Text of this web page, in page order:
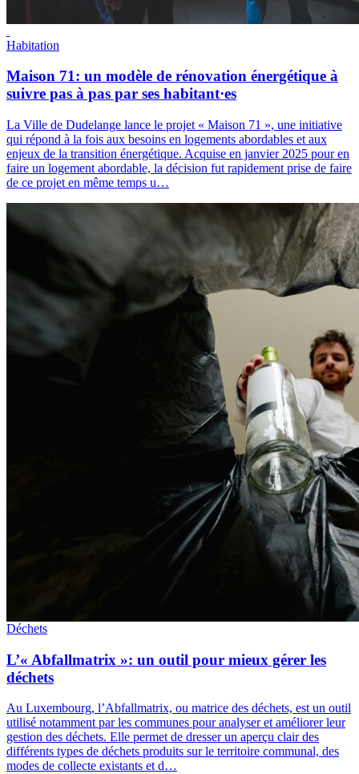
Habitation
Maison 71: un modèle de rénovation énergétique à
suivre pas à pas par ses habitant·es
La Ville de Dudelange lance le projet « Maison 71 », une initiative
qui répond à la fois aux besoins en logements abordables et aux
enjeux de la transition énergétique. Acquise en janvier 2025 pour en
faire un logement abordable, la décision fut rapidement prise de faire
de ce projet en même temps u…
Déchets
L’« Abfallmatrix »: un outil pour mieux gérer les
déchets
Au Luxembourg, l’Abfallmatrix, ou matrice des déchets, est un outil
utilisé notamment par les communes pour analyser et améliorer leur
gestion des déchets. Elle permet de dresser un aperçu clair des
différents types de déchets produits sur le territoire communal, des
modes de collecte existants et d…